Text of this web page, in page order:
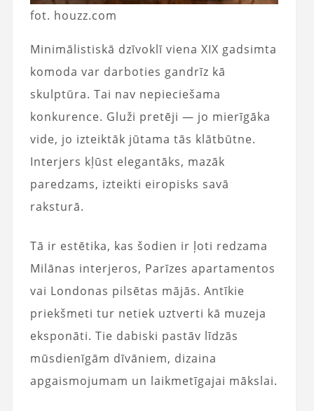
fot. houzz.com
Minimālistiskā dzīvoklī viena XIX gadsimta
komoda var darboties gandrīz kā
skulptūra. Tai nav nepieciešama
konkurence. Gluži pretēji — jo mierīgāka
vide, jo izteiktāk jūtama tās klātbūtne.
Interjers kļūst elegantāks, mazāk
paredzams, izteikti eiropisks savā
raksturā.
Tā ir estētika, kas šodien ir ļoti redzama
Milānas interjeros, Parīzes apartamentos
vai Londonas pilsētas mājās. Antīkie
priekšmeti tur netiek uztverti kā muzeja
eksponāti. Tie dabiski pastāv līdzās
mūsdienīgām dīvāniem, dizaina
apgaismojumam un laikmetīgajai mākslai.